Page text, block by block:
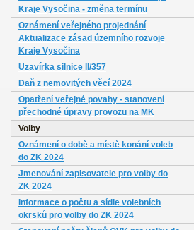
Kraje Vysočina - změna termínu
Oznámení veřejného projednání
Aktualizace zásad územního rozvoje
Kraje Vysočina
Uzavírka silnice II/357
Daň z nemovitých věcí 2024
Opatření veřejné povahy - stanovení
přechodné úpravy provozu na MK
Volby
Oznámení o době a místě konání voleb
do ZK 2024
Jmenování zapisovatele pro volby do
ZK 2024
Informace o počtu a sídle volebních
okrsků pro volby do ZK 2024